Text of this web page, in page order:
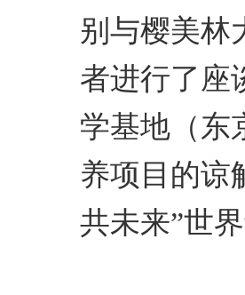
别与樱美林
者进行了座
学基地（东
养项目的谅
共未来”世